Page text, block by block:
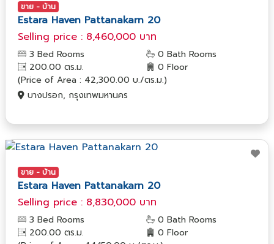
ขาย - บ้าน
Estara Haven Pattanakarn 20
Selling price : 8,460,000 บาท
3 Bed Rooms
0 Bath Rooms
200.00 ตร.ม.
0 Floor
(Price of Area : 42,300.00 บ./ตร.ม.)
บางปรอก, กรุงเทพมหานคร
ขาย - บ้าน
Estara Haven Pattanakarn 20
Selling price : 8,830,000 บาท
3 Bed Rooms
0 Bath Rooms
200.00 ตร.ม.
0 Floor